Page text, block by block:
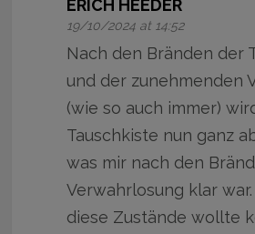
ERICH HEEDER
19/10/2024 at 14:52
Nach den Bränden der
und der zunehmenden
(wie so auch immer)
Tauschkiste nun ganz
was mir nach den
Verwahrlosung klar
diese Zustände wollte